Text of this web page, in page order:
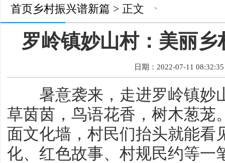
首页 >
乡村振兴谱新篇 > 正文
罗岭镇妙山村：美丽
日期：2022-07-11 08:32:35
暑意袭来，走进罗岭镇妙
草茵茵，鸟语花香，树木葱茏
面文化墙，村民们抬头就能看
化、红色故事、村规民约等一